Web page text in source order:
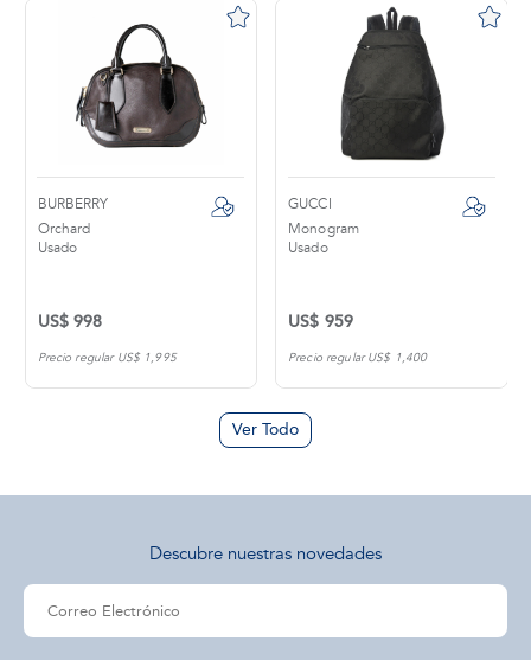
BURBERRY
Orchard
Usado
US$ 998
Precio regular US$ 1,995
GUCCI
Monogram
Usado
US$ 959
Precio regular US$ 1,400
Ver Todo
Descubre nuestras novedades